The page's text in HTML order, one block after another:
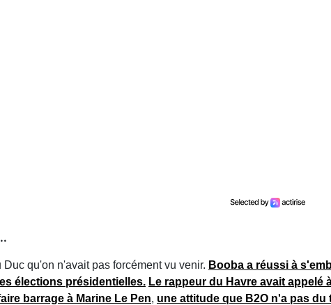
qu'on n'avait pas forcément vu venir. Booba a réussi à
élections présidentielles. Le rappeur du Havre avait appelé
barrage à Marine Le Pen, une attitude que B2O n'a pas du